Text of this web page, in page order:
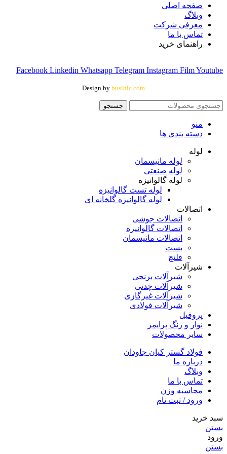
صفحه اصلی
وبلاگ
معرفی شرکت
تماس با ما
راهنمای خرید
Facebook Linkedin Whatsapp Telegram Instagram FilmYoutube
Design by businic.com
جستجو
منو
دسته بندی ها
لوله
لوله مانیسمان
لوله صنعتی
لوله گالوانیزه
لوله تست گالوانیزه
لوله گالوانیزه گلخانه ای
اتصالات
اتصالات جوشی
اتصالات گالوانیزه
اتصالات مانیسمان
بست
فلنچ
شیرآلات
شیرآلات برنجی
شیرآلات چدنی
شیرآلات غیرگازی
شیرآلات فولادی
پروفیل
نوار و رنگ پرایمر
سایر محصولات
فولاد گستر کیان جاودان
درباره ما
وبلاگ
تماس با ما
محاسبه وزن
ورود / ثبت نام
سبد خرید
بستن
ورود
بستن